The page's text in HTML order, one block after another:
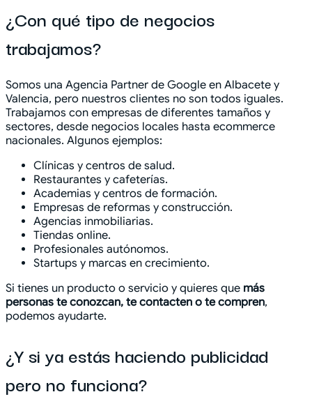
¿Con qué tipo de negocios
trabajamos?
Somos una Agencia Partner de Google en Albacete y
Valencia, pero nuestros clientes no son todos iguales.
Trabajamos con empresas de diferentes tamaños y
sectores, desde negocios locales hasta ecommerce
nacionales. Algunos ejemplos:
Clínicas y centros de salud.
Restaurantes y cafeterías.
Academias y centros de formación.
Empresas de reformas y construcción.
Agencias inmobiliarias.
Tiendas online.
Profesionales autónomos.
Startups y marcas en crecimiento.
Si tienes un producto o servicio y quieres que más
personas te conozcan, te contacten o te compren,
podemos ayudarte.
¿Y si ya estás haciendo publicidad
pero no funciona?